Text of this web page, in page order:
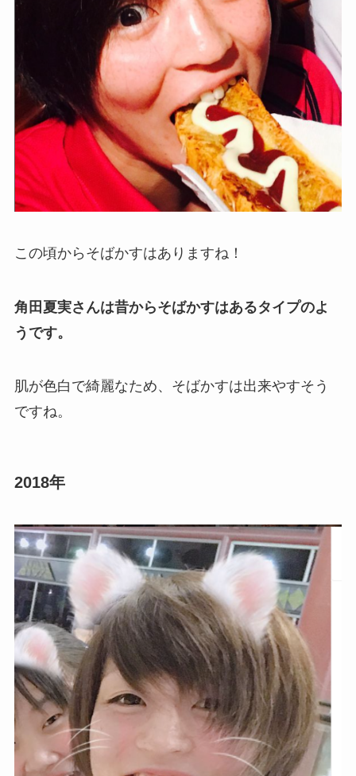
この頃からそばかすはありますね！
角田夏実さんは昔からそばかすはあるタイプのよ
うです。
肌が色白で綺麗なため、そばかすは出来やすそう
ですね。
2018年